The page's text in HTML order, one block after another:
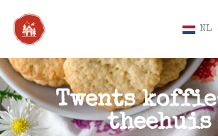
NL
Twents
theehuis